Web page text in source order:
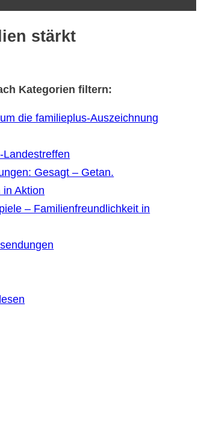
stärkt
Kategorien filtern:
die familieplus-Auszeichnung
Landestreffen
Gesagt – Getan.
in Aktion
– Familienfreundlichkeit in